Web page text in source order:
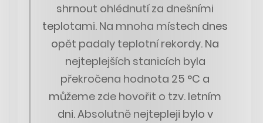
shrnout ohlédnutí za dnešními
teplotami. Na mnoha místech dnes
opět padaly teplotní rekordy. Na
nejteplejších stanicích byla
překročena hodnota 25 °C a
můžeme zde hovořit o tzv. letním
dni. Absolutně nejtepleji bylo v